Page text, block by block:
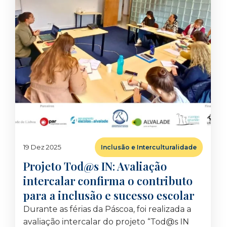
19 Dez 2025 Inclusão e Interculturalidade
Projeto Tod@s IN: Avaliação
intercalar confirma o contributo
para a inclusão e sucesso escolar
Durante as férias da Páscoa, foi realizada a
avaliação intercalar do projeto “Tod@s IN